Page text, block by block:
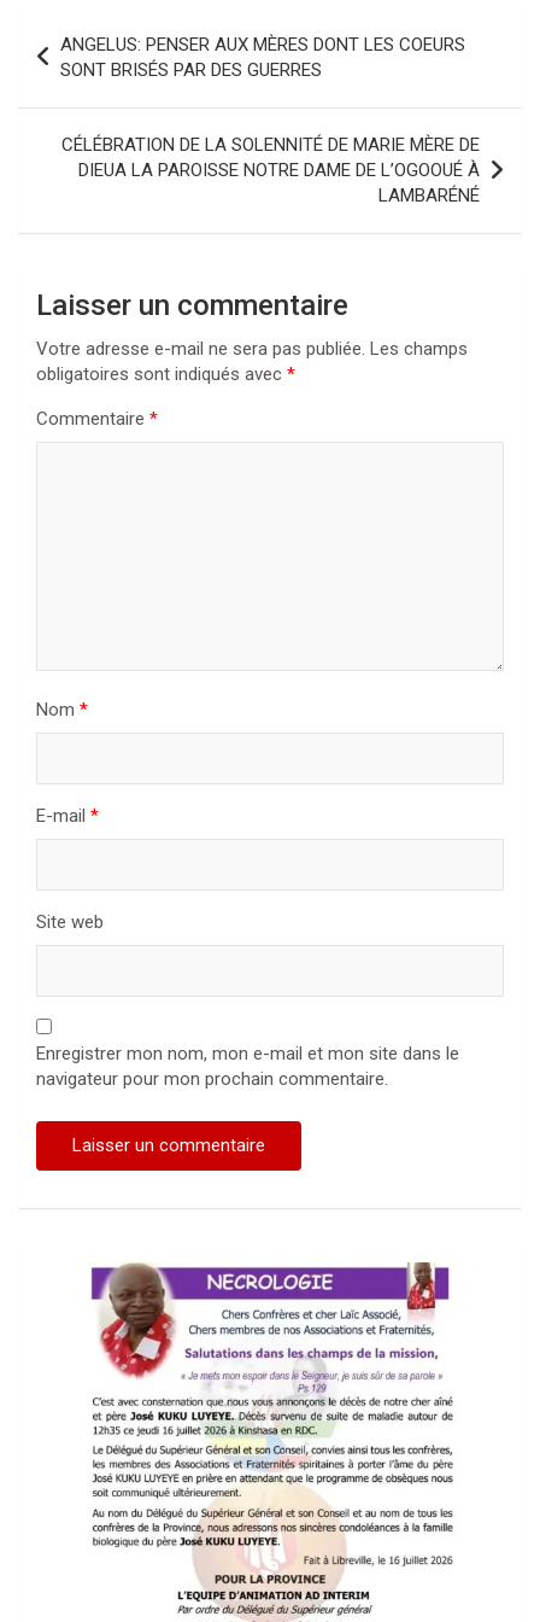
de
l’article
ANGELUS: PENSER AUX MÈRES DONT LES COEURS
SONT BRISÉS PAR DES GUERRES
CÉLÉBRATION DE LA SOLENNITÉ DE MARIE MÈRE DE
DIEUA LA PAROISSE NOTRE DAME DE L’OGOOUÉ À
LAMBARÉNÉ
Laisser un commentaire
Votre adresse e-mail ne sera pas publiée. Les champs
obligatoires sont indiqués avec *
Commentaire *
Nom *
E-mail *
Site web
Enregistrer mon nom, mon e-mail et mon site dans le
navigateur pour mon prochain commentaire.